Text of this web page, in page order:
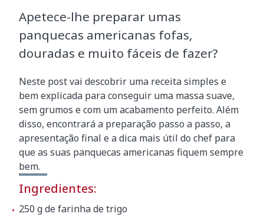
Apetece-lhe preparar umas
panquecas americanas fofas,
douradas e muito fáceis de fazer?
Neste post vai descobrir uma receita simples e
bem explicada para conseguir uma massa suave,
sem grumos e com um acabamento perfeito. Além
disso, encontrará a preparação passo a passo, a
apresentação final e a dica mais útil do chef para
que as suas panquecas americanas fiquem sempre
bem.
Ingredientes:
250 g de farinha de trigo